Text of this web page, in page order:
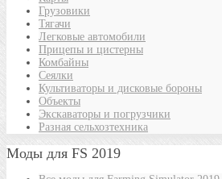
Грузовики
Тягачи
Легковые автомобили
Прицепы и цистерны
Комбайны
Сеялки
Культиваторы и дисковые бороны
Объекты
Экскаваторы и погрузчики
Разная сельхозтехника
Моды для FS 2019